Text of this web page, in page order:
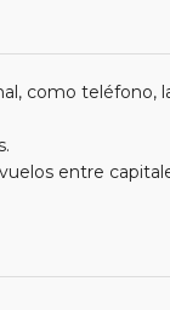
como teléfono,
entre